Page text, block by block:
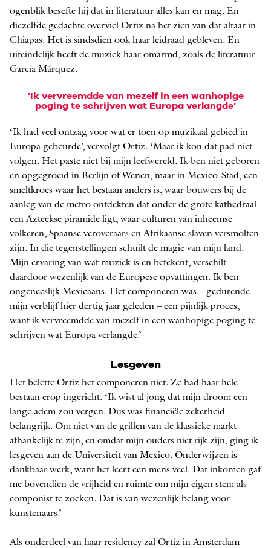
ogenblik besefte hij dat in literatuur alles kan en mag. En
diezelfde gedachte overviel Ortiz na het zien van dat altaar in
Chiapas. Het is sindsdien ook haar leidraad gebleven. En
uiteindelijk heeft de muziek haar omarmd, zoals de literatuur
García Márquez.
‘Ik vervreemdde van mezelf in een wanhopige
poging te schrijven wat Europa verlangde’
‘Ik had veel ontzag voor wat er toen op muzikaal gebied in
Europa gebeurde’, vervolgt Ortiz. ‘Maar ik kon dat pad niet
volgen. Het paste niet bij mijn leefwereld. Ik ben niet geboren
en opgegroeid in Berlijn of Wenen, maar in Mexico-Stad, een
smeltkroes waar het bestaan anders is, waar bouwers bij de
aanleg van de metro ontdekten dat onder de grote kathedraal
een Azteekse piramide ligt, waar culturen van inheemse
volkeren, Spaanse veroveraars en Afrikaanse slaven versmolten
zijn. In die tegenstellingen schuilt de magie van mijn land.
Mijn ervaring van wat muziek is en betekent, verschilt
daardoor wezenlijk van de Europese opvattingen. Ik ben
ongeneeslijk Mexicaans. Het componeren was – gedurende
mijn verblijf hier dertig jaar geleden – een pijnlijk proces,
want ik vervreemdde van mezelf in een wanhopige poging te
schrijven wat Europa verlangde.’
Lesgeven
Het belette Ortiz het componeren niet. Ze had haar hele
bestaan erop ingericht. ‘Ik wist al jong dat mijn droom een
lange adem zou vergen. Dus was financiële zekerheid
belangrijk. Om niet van de grillen van de klassieke markt
afhankelijk te zijn, en omdat mijn ouders niet rijk zijn, ging ik
lesgeven aan de Universiteit van Mexico. Onderwijzen is
dankbaar werk, want het leert een mens veel. Dat inkomen gaf
me bovendien de vrijheid en ruimte om mijn eigen stem als
componist te zoeken. Dat is van wezenlijk belang voor
kunstenaars.’
Als onderdeel van haar residency zal Ortiz in Amsterdam